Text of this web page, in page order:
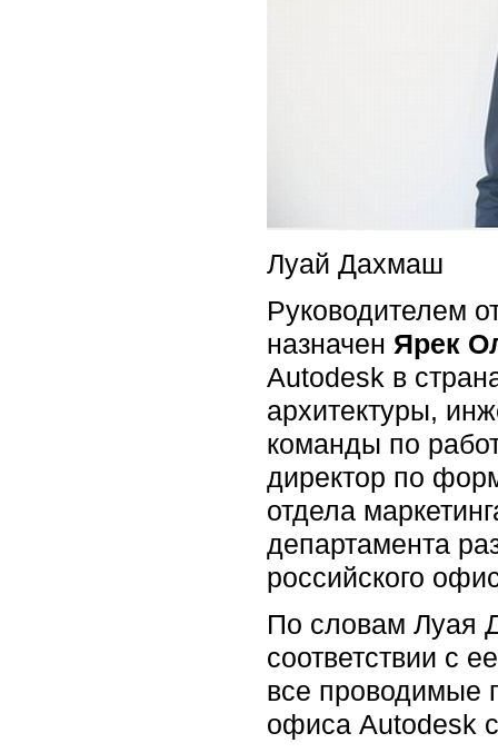
Луай Дахмаш
Руководителем
назначен Ярек
Autodesk в
архитектуры,
команды по
директор по
отдела
департамента
российского
По словам Луая
соответствии с
все проводимые
офиса Autodesk